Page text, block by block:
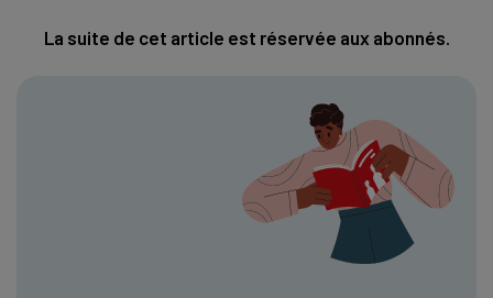
La suite de cet article est réservée aux abonnés.